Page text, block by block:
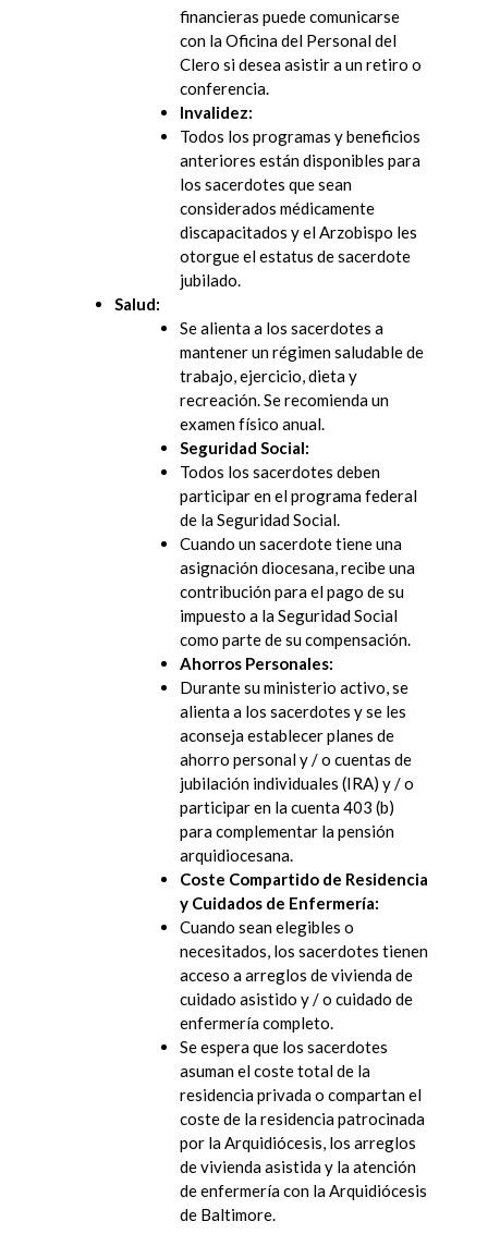
financieras puede comunicarse
con la Oficina del Personal del
Clero si desea asistir a un retiro o
conferencia.
Invalidez:
Todos los programas y beneficios
anteriores están disponibles para
los sacerdotes que sean
considerados médicamente
discapacitados y el Arzobispo les
otorgue el estatus de sacerdote
jubilado.
Salud:
Se alienta a los sacerdotes a
mantener un régimen saludable de
trabajo, ejercicio, dieta y
recreación. Se recomienda un
examen físico anual.
Seguridad Social:
Todos los sacerdotes deben
participar en el programa federal
de la Seguridad Social.
Cuando un sacerdote tiene una
asignación diocesana, recibe una
contribución para el pago de su
impuesto a la Seguridad Social
como parte de su compensación.
Ahorros Personales:
Durante su ministerio activo, se
alienta a los sacerdotes y se les
aconseja establecer planes de
ahorro personal y / o cuentas de
jubilación individuales (IRA) y / o
participar en la cuenta 403 (b)
para complementar la pensión
arquidiocesana.
Coste Compartido de Residencia
y Cuidados de Enfermería:
Cuando sean elegibles o
necesitados, los sacerdotes tienen
acceso a arreglos de vivienda de
cuidado asistido y / o cuidado de
enfermería completo.
Se espera que los sacerdotes
asuman el coste total de la
residencia privada o compartan el
coste de la residencia patrocinada
por la Arquidiócesis, los arreglos
de vivienda asistida y la atención
de enfermería con la Arquidiócesis
de Baltimore.